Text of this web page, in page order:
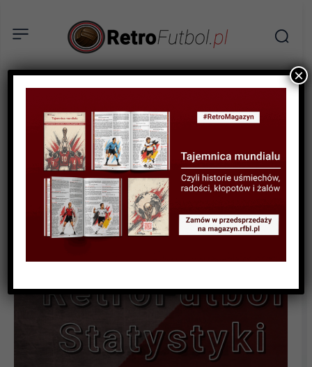
STATYSTYKI FUTBOLOWE
STATYSTYKI KLUBOWE
STATYSTYKI PUCHAROWE
Tabela wszech czasów:
Puchar Interkontynentalny
×